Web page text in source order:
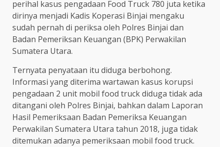
perihal kasus pengadaan Food Truck 780 juta ketika
dirinya menjadi Kadis Koperasi Binjai mengaku
sudah pernah di periksa oleh Polres Binjai dan
Badan Pemeriksan Keuangan (BPK) Perwakilan
Sumatera Utara.
Ternyata penyataan itu diduga berbohong.
Informasi yang diterima wartawan kasus korupsi
pengadaan 2 unit mobil food truck diduga tidak ada
ditangani oleh Polres Binjai, bahkan dalam Laporan
Hasil Pemeriksaan Badan Pemeriksa Keuangan
Perwakilan Sumatera Utara tahun 2018, juga tidak
ditemukan adanya pemeriksaan mobil food truck.